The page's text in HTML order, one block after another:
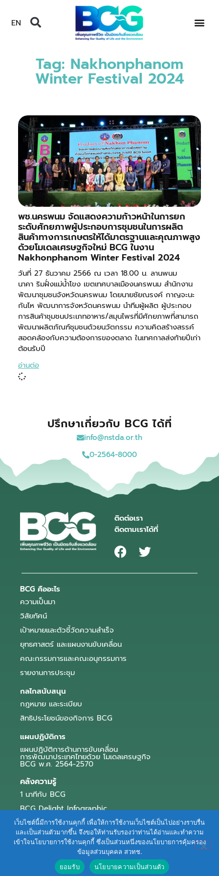
EN
Tag: Nakhonphanom
Winter Festival 2024
พช.นครพนม จัดแสดงความก้าวหน้าในการยก
ระดับศักยภาพผู้ประกอบการชุมชนในการผลิต
สินค้าทางการเกษตรให้ได้มาตรฐานและคุณภาพสูง
ด้วยโมเดลเศรษฐกิจใหม่ BCG ในงาน
Nakhonphanom Winter Festival 2024
วันที่ 27 ธันวาคม 2566 ณ เวลา 18.00 น. ลานพนม
นาคา ริมฝั่งแม่น้ำโขง เขตเทศบาลเมืองนครพนม สำนักงาน
พัฒนาชุมชนจังหวัดนครพนม โดยนายชัยณรงค์ กาญจะนะ
กันโห พัฒนาการจังหวัดนครพนม นำทีมผู้ผลิต ผู้ประกอบ
การสินค้าชุมชนประเภทอาหาร/สมุนไพรที่มีศักยภาพที่สามารถ
พัฒนาผลิตภัณฑ์ชุมชนด้วยนวัตกรรม ความคิดสร้างสรรค์
สอดคล้องกับความต้องการของตลาด ในเทศกาลส่งท้ายปีเก่า
ต้อนรับปี
อ่านต่อ
ปรึกษาเกี่ยวกับ BCG ได้ที่
info@nstda.or.th
0-2564-8000
ติดต่อเรา
ติดตามเราได้ที่
BCG คืออะไร
ความเป็นมา
วิสัยทัศน์
เป้าหมายและตัวชี้วัดความสำเร็จ
ยุทธศาสตร์ และแผนงานขับเคลื่อน
คณะกรรมการและคณะอนุกรรมการ
รายงานการประชุม
กลไกสนับสนุน
กฎหมาย และระเบียบ
สิทธิประโยชน์ของกิจการ BCG
แผนปฏิบัติการ
แผนปฏิบัติการด้านการขับเคลื่อน
การพัฒนาประเทศไทยด้วย โมเดลเศรษฐกิจ
BCG พ.ศ. 2564-2570
คลังความรู้
1 นาทีกับ BCG
BCG Delight Infographic
สื่อประชาสัมพันธ์
e-Book Series
ตัวอย่างธุรกิจ BCG
ข่าวและบทความ
เว็บไซต์นี้มีการใช้งานคุกกี้ เพื่อให้การใช้งานเว็บไซต์เป็นไปอย่างราบรื่น
และเป็นส่วนตัวมากขึ้น จึงขอให้ท่านรับรองว่าท่านได้อ่านและทำความ
เข้าใจนโยบายการใช้งานคุกกี้ ซึ่งเป็นส่วนหนึ่งของนโยบายการคุ้มครอง
ข้อมูลส่วนบุคคล สวทช.
ยอมรับ
นโยบายความเป็นส่วนตัว